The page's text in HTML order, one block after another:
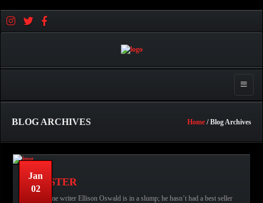
Toggle
BLOG ARCHIVES Home / Blog Archives
Jan
02
SINISTER
True-crime writer Ellison Oswald is in a slump; he hasn’t had a best seller